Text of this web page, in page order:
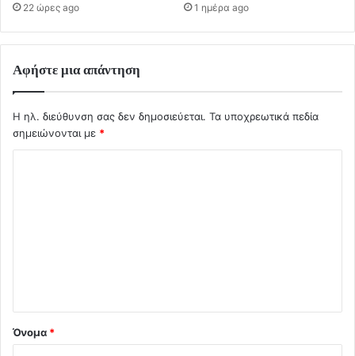
22 ώρες ago 1 ημέρα ago
Αφήστε μια απάντηση
Η ηλ. διεύθυνση σας δεν δημοσιεύεται. Τα υποχρεωτικά πεδία
σημειώνονται με *
Όνομα *